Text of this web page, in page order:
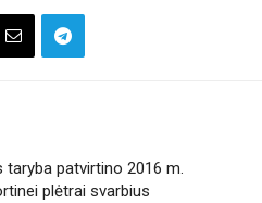
taryba patvirtino 2016 m.
plėtrai svarbius